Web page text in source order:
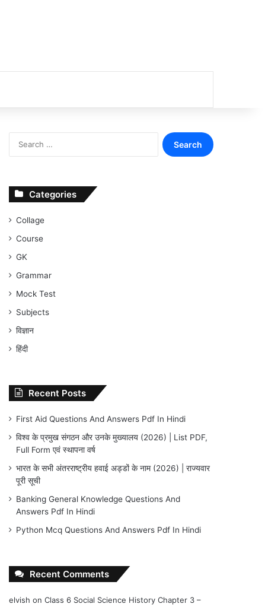
Search
for:
Categories
Collage
Course
GK
Grammar
Mock Test
Subjects
विज्ञान
हिंदी
Recent Posts
First Aid Questions And Answers Pdf In Hindi
विश्व के प्रमुख संगठन और उनके मुख्यालय (2026) | List PDF,
Full Form एवं स्थापना वर्ष
भारत के सभी अंतरराष्ट्रीय हवाई अड्डों के नाम (2026) | राज्यवार
पूरी सूची
Banking General Knowledge Questions And
Answers Pdf In Hindi
Python Mcq Questions And Answers Pdf In Hindi
Recent Comments
elvish onClass 6 Social Science History Chapter 3 –